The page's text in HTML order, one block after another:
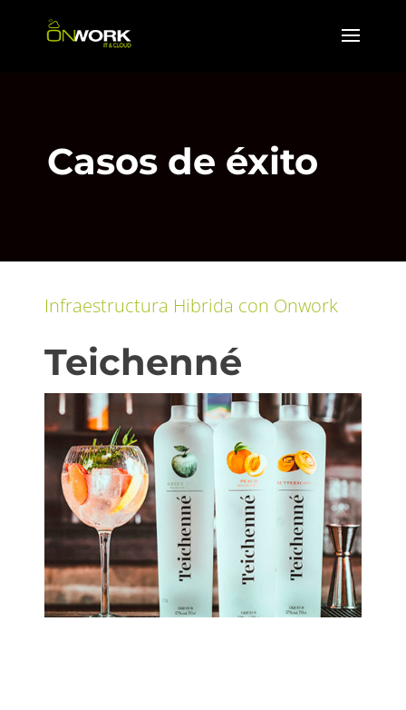
Casos de éxito
Infraestructura Hibrida con Onwork
Teichenné